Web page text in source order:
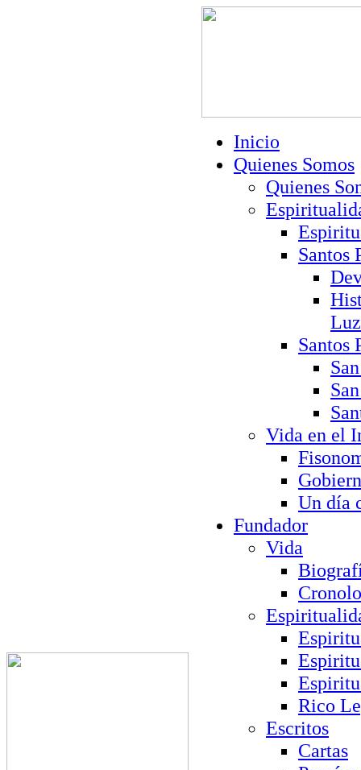
Inicio
Quienes Somos
Quienes
Santos
Luz
Santos
Vida en el
Un día
Fundador
Vida
Rico
Escritos
Cartas